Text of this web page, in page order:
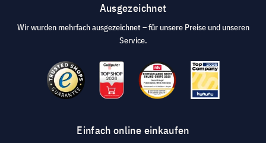
Ausgezeichnet
Wir wurden mehrfach ausgezeichnet – für unsere Preise und unseren
Service.
Einfach online einkaufen